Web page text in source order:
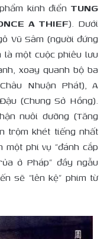
kinh điển TUNG
A THIEF). Dưới
Vũ Sâm (người đứng
một cuộc phiêu lưu
xoay quanh bộ ba
Nhuận Phát), A
(Chung Sở Hồng).
nuôi dưỡng (Tăng
trộm khét tiếng nhất
phi vụ “đánh cắp
ở Pháp” đầy ngẫu
sẽ “lên kệ” phim từ